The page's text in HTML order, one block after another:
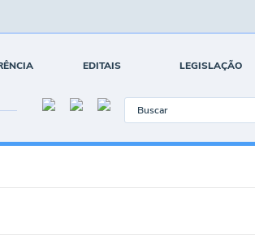
EDITAIS LEGISLAÇÃO